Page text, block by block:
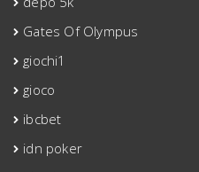
Gates Of Olympus
giochi1
gioco
ibcbet
idn poker